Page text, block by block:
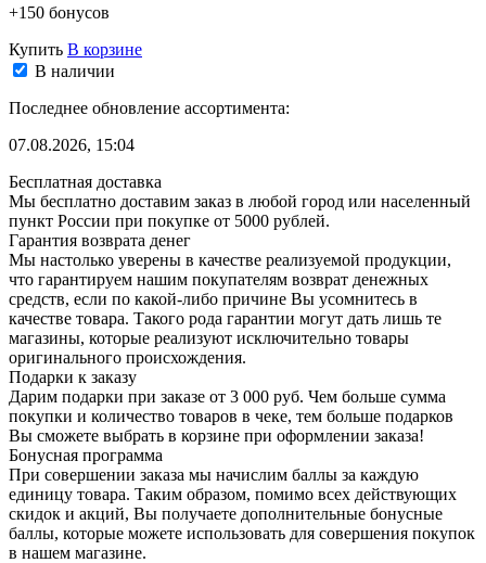
+150 бонусов
Купить В корзине
В наличии
Последнее обновление ассортимента:
07.08.2026, 15:04
Бесплатная доставка
Мы бесплатно доставим заказ в любой город или населенный
пункт России при покупке от 5000 рублей.
Гарантия возврата денег
Мы настолько уверены в качестве реализуемой продукции,
что гарантируем нашим покупателям возврат денежных
средств, если по какой-либо причине Вы усомнитесь в
качестве товара. Такого рода гарантии могут дать лишь те
магазины, которые реализуют исключительно товары
оригинального происхождения.
Подарки к заказу
Дарим подарки при заказе от 3 000 руб. Чем больше сумма
покупки и количество товаров в чеке, тем больше подарков
Вы сможете выбрать в корзине при оформлении заказа!
Бонусная программа
При совершении заказа мы начислим баллы за каждую
единицу товара. Таким образом, помимо всех действующих
скидок и акций, Вы получаете дополнительные бонусные
баллы, которые можете использовать для совершения покупок
в нашем магазине.